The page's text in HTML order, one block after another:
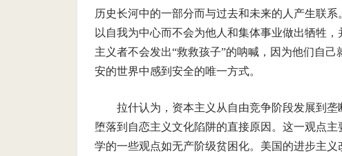
历史长河中的一部分而与过去和未来的人产生联
以自我为中心而不会为他人和集体事业做出牺牲
主义者不会发出“救救孩子”的呐喊，因为他们自
安的世界中感到安全的唯一方式。
拉什认为，资本主义从自由竞争阶段发展到
堕落到自恋主义文化陷阱的直接原因。这一观点
学的一些观点如无产阶级贫困化。美国的进步主